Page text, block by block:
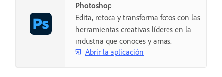
Photoshop
Edita, retoca y transforma fotos con las
herramientas creativas líderes en la
industria que conoces y amas.
Abrir la aplicación